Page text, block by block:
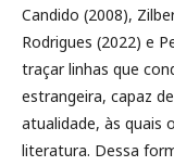
Candido (2008),
Rodrigues (2022) e
traçar linhas que
estrangeira, capaz
atualidade, às quais
literatura. Dessa